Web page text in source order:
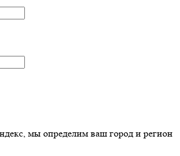
мы определим ваш город и регион